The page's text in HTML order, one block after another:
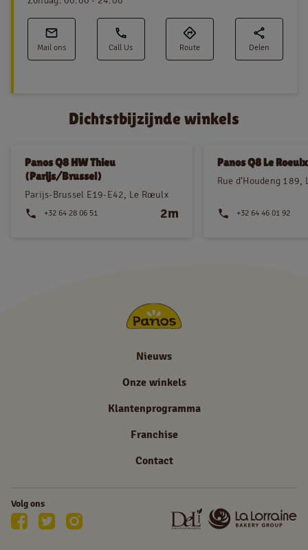
Juridische informatie
Privacy policy
Mail ons Call Us Route Delen
Dichtstbijzijnde winkels
Panos Q8 HW Thieu
(Parijs/Brussel)
Parijs-Brussel E19-E42, Le Rœulx
+32 64 28 06 51 2m
Panos Q8 Le Roeulx
Rue d’Houdeng 189,
+32 64 46 01 92
Volg ons
Nieuws
Onze winkels
Klantenprogramma
Franchise
Contact